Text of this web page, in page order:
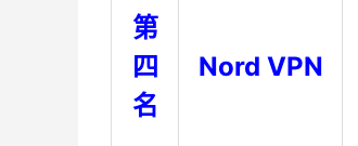
第
四
名
Nord VPN